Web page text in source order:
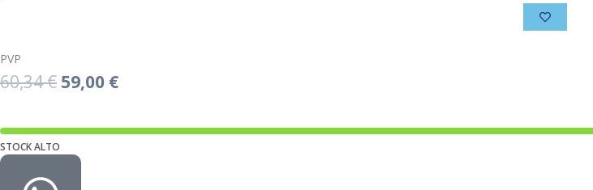
PVP
60,34€ El
original
era:
59,00 €El
actual
STOCK ALTO